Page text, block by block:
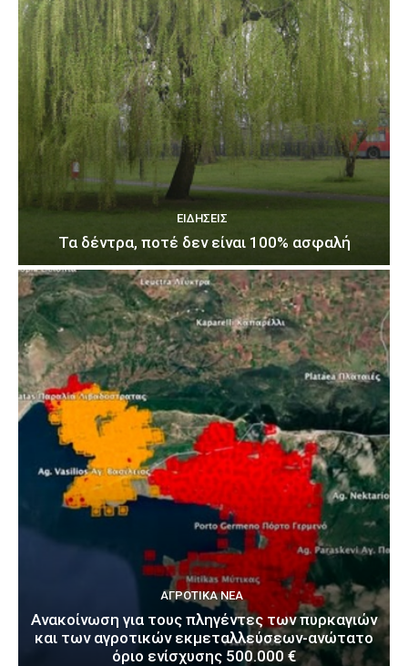
ΕΙΔΉΣΕΙΣ
Τα δέντρα, ποτέ δεν είναι 100% ασφαλή
ΑΓΡΟΤΙΚΆ ΝΈΑ
Ανακοίνωση για τους πληγέντες των πυρκαγιών
και των αγροτικών εκμεταλλεύσεων-ανώτατο
όριο ενίσχυσης 500.000 €